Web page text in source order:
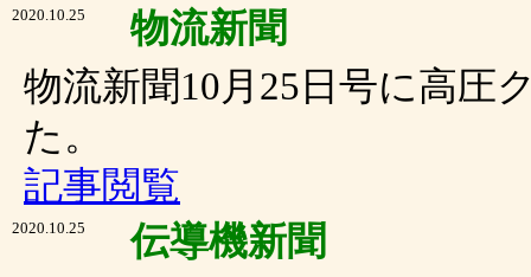
2020.10.25
物流新聞
物流新聞10月25日号に高圧
た。
記事閲覧
2020.10.25
伝導機新聞